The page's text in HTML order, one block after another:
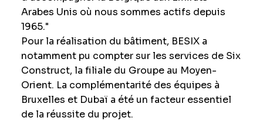
Arabes Unis où nous sommes actifs depuis
1965."
Pour la réalisation du bâtiment, BESIX a
notamment pu compter sur les services de Six
Construct, la filiale du Groupe au Moyen-
Orient. La complémentarité des équipes à
Bruxelles et Dubaï a été un facteur essentiel
de la réussite du projet.